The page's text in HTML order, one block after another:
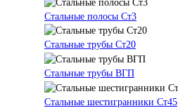
Стальные полосы Ст3
Стальные трубы Ст20
Стальные трубы ВГП
Стальные шестигранники Ст45